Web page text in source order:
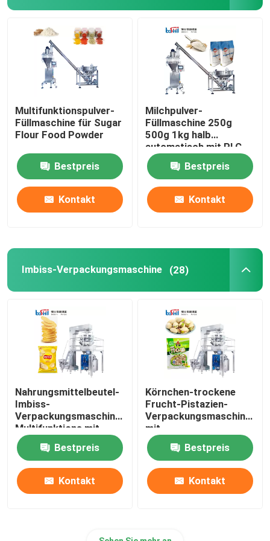
Pulverfüllmaschine
Imbiss-Verpackungsmaschine
Tiefkühlkost-Verpackungsmaschine
Premade-Beutel-Verpackmaschine
Automatische Flaschen-Füllmaschine
Multifunktionspulver-
Füllmaschine für Sugar
Flour Food Powder
Bestpreis
Kontakt
Milchpulver-
Füllmaschine 250g
500g 1kg halb
automatisch mit PLC-
Steuerung
Bestpreis
Kontakt
Imbiss-Verpackungsmaschine (28)
Nahrungsmittelbeutel-
Imbiss-
Verpackungsmaschine
Multifunktions mit
Multihead-Wäger
Bestpreis
Kontakt
Körnchen-trockene
Frucht-Pistazien-
Verpackungsmaschine
mit
Datums-Drucken
Bestpreis
Kontakt